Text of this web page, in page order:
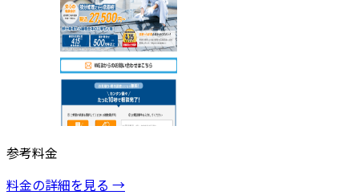
参考料金
料金の詳細を見る →